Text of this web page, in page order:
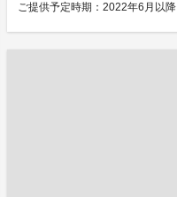
ご提供予定時期：2022年6月以降